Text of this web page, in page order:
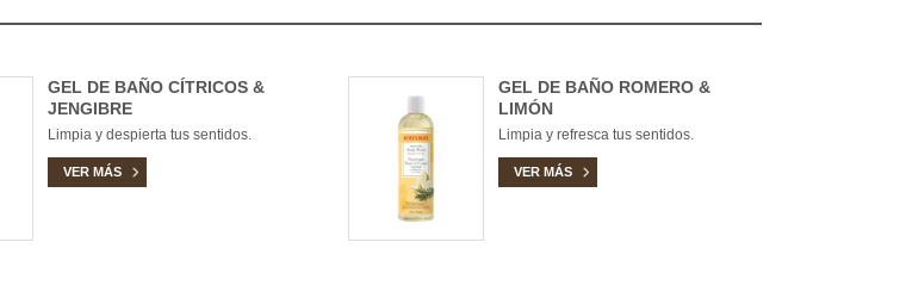
GEL DE BAÑO CÍTRICOS &
JENGIBRE
Limpia y despierta tus sentidos.
VER MÁS
GEL DE BAÑO ROMERO &
LIMÓN
Limpia y refresca tus sentidos.
VER MÁS